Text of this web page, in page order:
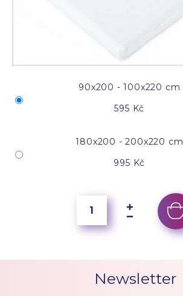
90x200 - 100x220 cm
595 Kč
180x200 - 200x220 cm
995 Kč
Newsletter